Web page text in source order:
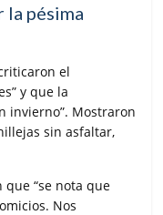
pésima
el
y que la
invierno”. Mostraron
sin asfaltar,
“se nota que
Nos